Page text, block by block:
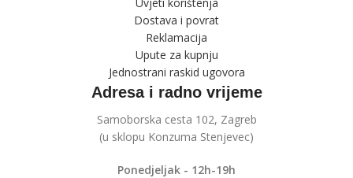
Dostava i povrat
Reklamacija
Upute za kupnju
Jednostrani raskid ugovora
Adresa i radno vrijeme
Samoborska cesta 102, Zagreb
(u sklopu Konzuma Stenjevec)
Ponedjeljak - 12h-19h